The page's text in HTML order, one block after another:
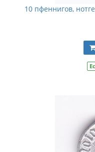
10 пфеннигов,